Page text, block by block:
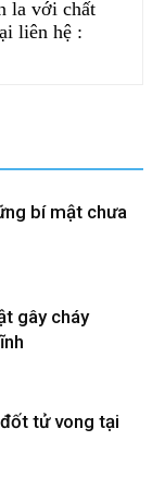
la với chất
liên hệ :
bí mật chưa
gây cháy
tử vong tại